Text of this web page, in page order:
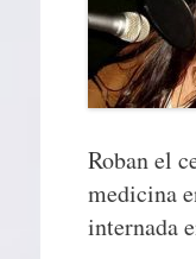
Roban el
medicina
internada